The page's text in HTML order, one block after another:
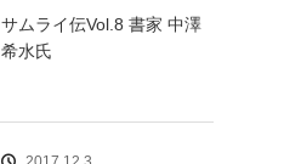
サムライ伝Vol.8 書家 中澤
希水氏